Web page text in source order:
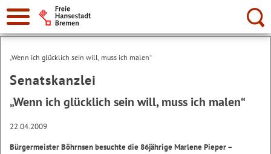
Suche:
„Wenn ich glücklich sein will, muss ich malen“
Senatskanzlei
„Wenn ich glücklich sein will, muss ich malen“
22.04.2009
Bürgermeister Böhrnsen besuchte die 86jährige Marlene Pieper –